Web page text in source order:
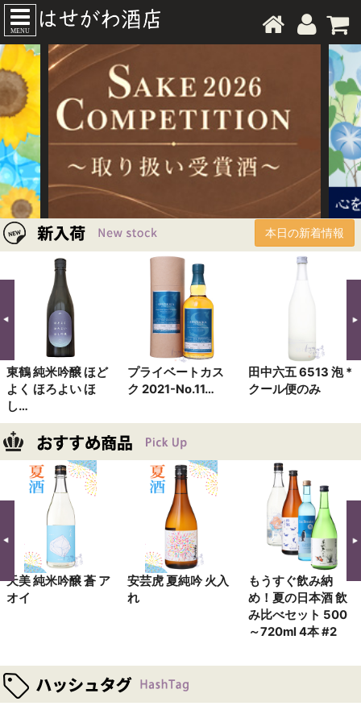
MENU
本日の新着情報
東鶴 純米吟醸 ほど
よく ほろよい ほ
し…
プライベートカス
ク 2021-No.11…
田中六五 6513 泡 *
クール便のみ
天美 純米吟醸 蒼 ア
オイ
安芸虎 夏純吟 火入
れ
もうすぐ飲み納
め！夏の日本酒 飲
み比べセット 500
～720ml 4本 #2